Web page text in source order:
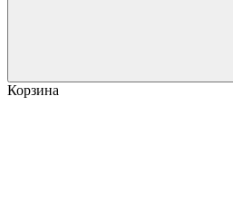
Корзина